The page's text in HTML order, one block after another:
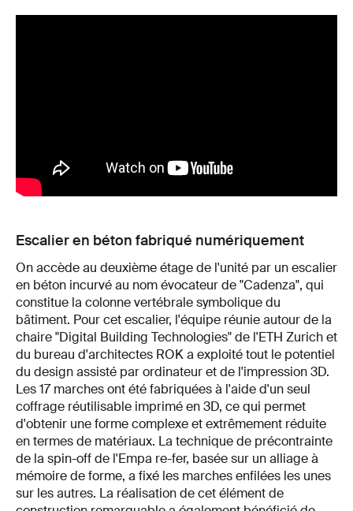
Escalier en béton fabriqué numériquement
On accède au deuxième étage de l'unité par un escalier
en béton incurvé au nom évocateur de "Cadenza", qui
constitue la colonne vertébrale symbolique du
bâtiment. Pour cet escalier, l'équipe réunie autour de la
chaire "Digital Building Technologies" de l'ETH Zurich et
du bureau d'architectes ROK a exploité tout le potentiel
du design assisté par ordinateur et de l'impression 3D.
Les 17 marches ont été fabriquées à l'aide d'un seul
coffrage réutilisable imprimé en 3D, ce qui permet
d'obtenir une forme complexe et extrêmement réduite
en termes de matériaux. La technique de précontrainte
de la spin-off de l'Empa re-fer, basée sur un alliage à
mémoire de forme, a fixé les marches enfilées les unes
sur les autres. La réalisation de cet élément de